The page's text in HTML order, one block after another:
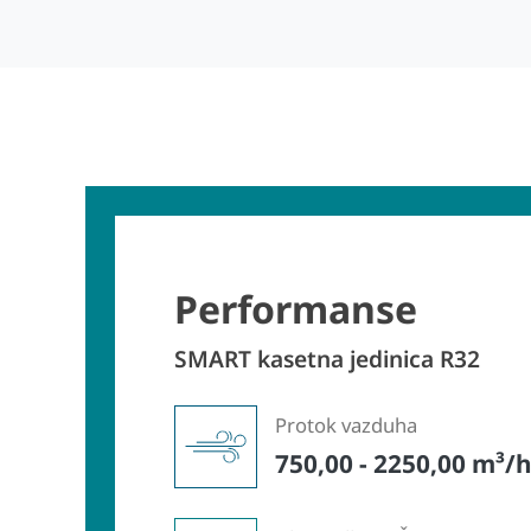
Performanse
SMART kasetna jedinica R32
Protok vazduha
750,00 - 2250,00 m³/h